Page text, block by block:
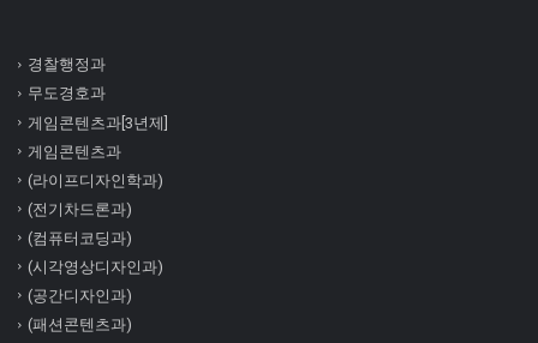
경찰행정과
무도경호과
게임콘텐츠과[3년제]
게임콘텐츠과
(라이프디자인학과)
(전기차드론과)
(컴퓨터코딩과)
(시각영상디자인과)
(공간디자인과)
(패션콘텐츠과)